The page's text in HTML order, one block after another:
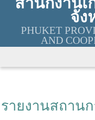
จัง
PHUKET
AND
รายงานสถาน